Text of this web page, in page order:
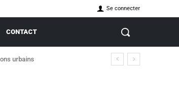
Se connecter
CONTACT
urbains